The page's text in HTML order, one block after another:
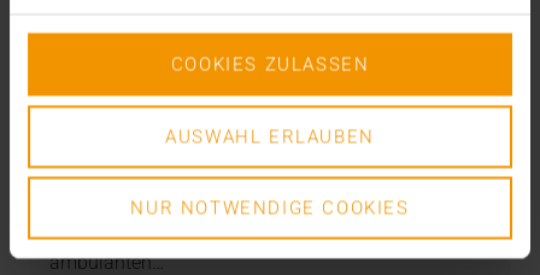
COOKIES ZULASSEN
AUSWAHL ERLAUBEN
NUR NOTWENDIGE COOKIES
VERNETZUNG
Einfach interdisziplinär
29.04.2020
Als Kooperationspartner von mehr als acht
zertifizierten Tumor-/Organzentren und
ambulanten…